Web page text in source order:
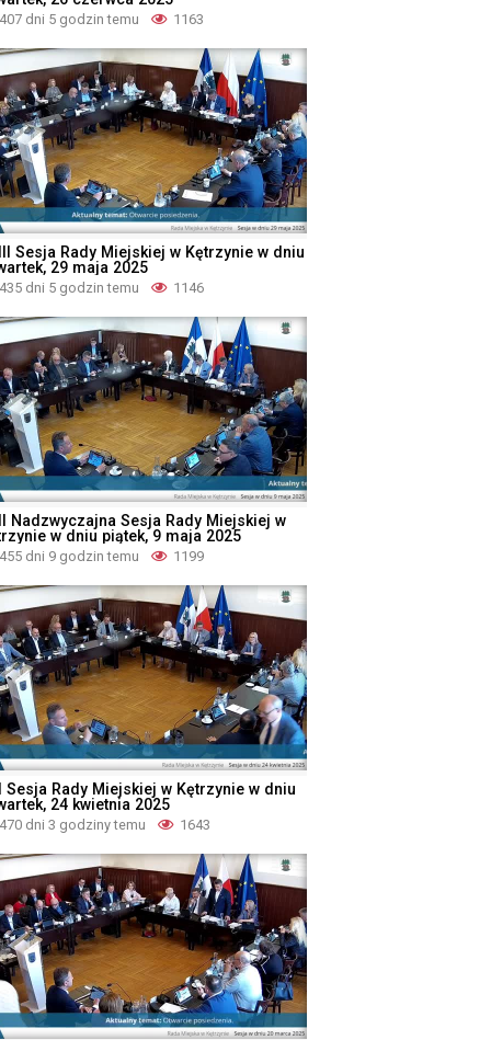
407 dni 5 godzin temu 1163
Sesja Rady Miejskiej w Kętrzynie w dniu
29 maja 2025
435 dni 5 godzin temu 1146
Nadzwyczajna Sesja Rady Miejskiej w
w dniu piątek, 9 maja 2025
455 dni 9 godzin temu 1199
Sesja Rady Miejskiej w Kętrzynie w dniu
24 kwietnia 2025
470 dni 3 godziny temu 1643